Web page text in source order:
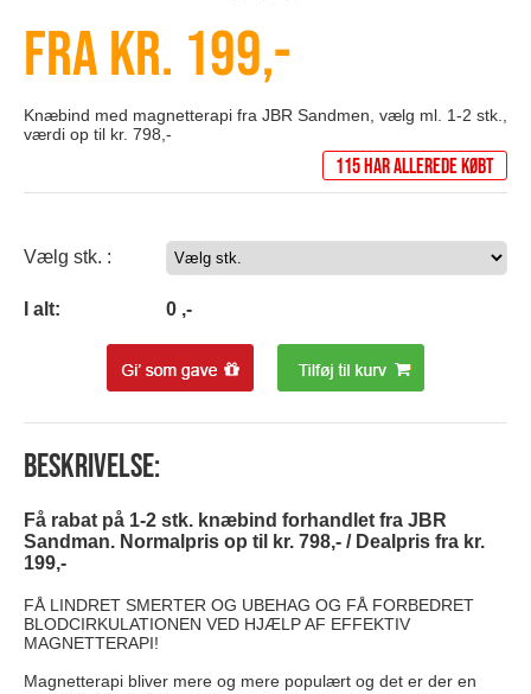
Fra kr. 199,-
Knæbind med magnetterapi fra JBR Sandmen, vælg ml. 1-2 stk.,
værdi op til kr. 798,-
115 har allerede købt
Vælg stk. :
I alt: 0 ,-
Beskrivelse:
Få rabat på 1-2 stk. knæbind forhandlet fra JBR
Sandman. Normalpris op til kr. 798,- / Dealpris fra kr.
199,-
FÅ LINDRET SMERTER OG UBEHAG OG FÅ FORBEDRET
BLODCIRKULATIONEN VED HJÆLP AF EFFEKTIV
MAGNETTERAPI!
Magnetterapi bliver mere og mere populært og det er der en